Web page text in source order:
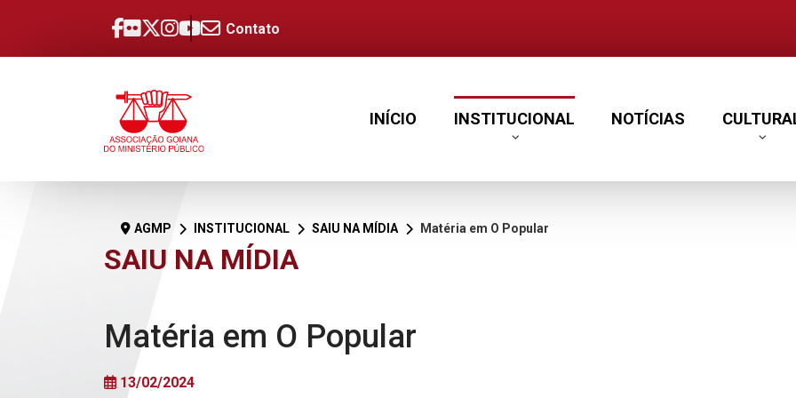
Contato
INÍCIO INSTITUCIONAL NOTÍCIAS
SAIU NA MÍDIA
AGMP INSTITUCIONAL SAIU NA MÍDIA Matéria em O Popular
Matéria em O Popular
13/02/2024